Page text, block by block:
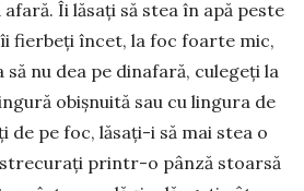
Îi lăsați să stea în apă peste
fierbeți încet, la foc foarte mic,
nu dea pe dinafară, cule­geți la
obișnuită sau cu lingura de
de pe foc, lăsați-i să mai stea o
printr-o pân­ză stoarsă